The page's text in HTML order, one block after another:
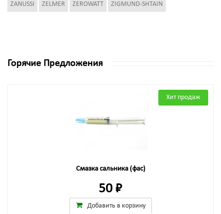
ZANUSSI ZELMER ZEROWATT ZIGMUND-SHTAIN
Горячие Предложения
Хит продаж
Смазка сальника (фас)
50 ₽
Добавить в корзину